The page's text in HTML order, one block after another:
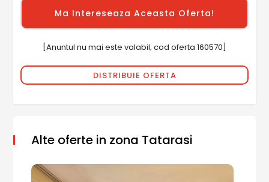
[Anuntul nu mai este valabil; cod oferta 160570]
DISTRIBUIE OFERTA
Alte oferte in zona Tatarasi